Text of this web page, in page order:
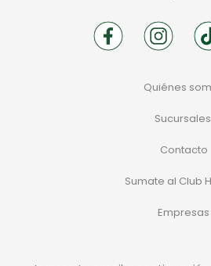
Quiénes
Sucursales
Contacto
Sumate al Club
Empresas